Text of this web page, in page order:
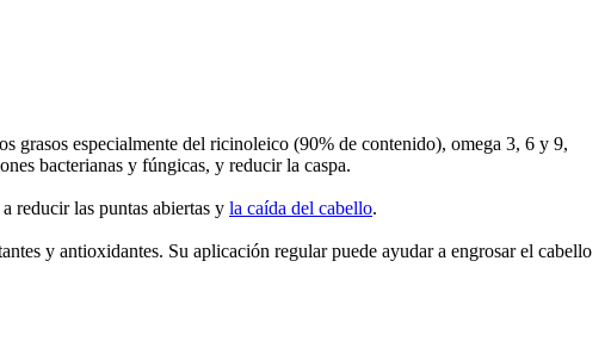
grasos especialmente del ricinoleico (90% de contenido), omega 3, 6 y 9,
bacterianas y fúngicas, y reducir la caspa.
reducir las puntas abiertas y la caída del cabello.
y antioxidantes. Su aplicación regular puede ayudar a engrosar el cabello